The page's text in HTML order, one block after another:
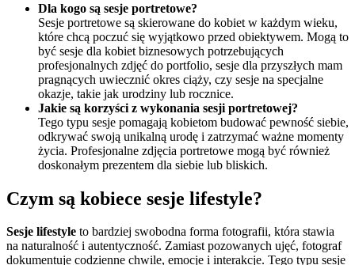
Dla kogo są sesje portretowe?
Sesje portretowe są skierowane do kobiet w każdym wieku,
które chcą poczuć się wyjątkowo przed obiektywem. Mogą to
być sesje dla kobiet biznesowych potrzebujących
profesjonalnych zdjęć do portfolio, sesje dla przyszłych mam
pragnących uwiecznić okres ciąży, czy sesje na specjalne
okazje, takie jak urodziny lub rocznice.
Jakie są korzyści z wykonania sesji portretowej?
Tego typu sesje pomagają kobietom budować pewność siebie,
odkrywać swoją unikalną urodę i zatrzymać ważne momenty
życia. Profesjonalne zdjęcia portretowe mogą być również
doskonałym prezentem dla siebie lub bliskich.
Czym są kobiece sesje lifestyle?
Sesje lifestyle to bardziej swobodna forma fotografii, która stawia
na naturalność i autentyczność. Zamiast pozowanych ujęć, fotograf
dokumentuje codzienne chwile, emocje i interakcje. Tego typu sesje